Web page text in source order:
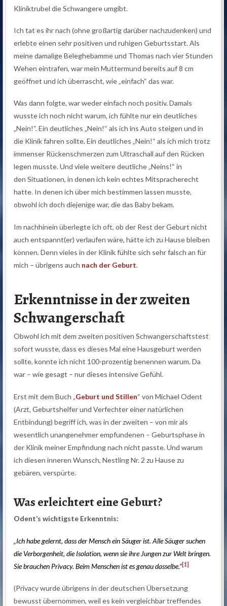
Kliniktrubel die Schwangere umgibt.
Ich tat es ihr nach (ohne großartig darüber nachzudenken) und
erlebte einen sehr positiven und ruhigen Geburtsstart. Als
meine damalige Beleghebamme und Thomas nach vier Stunden
Wehen eintrafen, war mein Muttermund bereits auf 8 cm
geöffnet und ich überrascht, wie „einfach“ das war.
Was dann folgte, war weder einfach noch positiv. Damals
wusste ich noch nicht warum, ich fühlte nur ein deutliches
„Nein!“. Ein deutliches „Nein!“ als ich ins Auto steigen und in
die Klinik fahren sollte. Ein deutliches „Nein!“ als ich mich trotz
immenser Rückenschmerzen zum Ultraschall auf den Rücken
legen musste. Und viele weitere deutliche „Neins!“ in
den Situationen, in denen ich kein echtes Mitspracherecht
hatte. In denen ich über mich bestimmen lassen musste,
obwohl ich doch diejenige war, die das Baby bekam.
Im nachhinein überlegte ich oft, ob der Rest der Geburt nicht
auch entspannt(er) verlaufen wäre, hätte ich zu Hause bleiben
können. Denn vieles in der Klinik fühlte sich sehr falsch an für
mich – übrigens auch nach der Geburt.
Erkenntnisse in der zweiten
Schwangerschaft
Obwohl ich mit dem zweiten positiven Schwangerschaftstest
sofort wusste, dass es dieses Mal eine Hausgeburt werden
sollte, konnte ich nicht 100-prozentig benennen warum. Da
war – wie gesagt – nur dieses intensive Gefühl.
Erst mit dem Buch „Geburt und Stillen“ von Michael Odent
(Arzt, Geburtshelfer und Verfechter einer natürlichen
Entbindung) begriff ich, was in der zweiten – von mir als
wesentlich unangenehmer empfundenen – Geburtsphase in
der Klinik meiner Empfindung nach nicht passte. Und warum
ich diesen inneren Wunsch, Nestling Nr. 2 zu Hause zu
gebären, verspürte.
Was erleichtert eine Geburt?
Odent’s wichtigste Erkenntnis:
„Ich habe gelernt, dass der Mensch ein Säuger ist. Alle Säuger suchen
die Verborgenheit, die Isolation, wenn sie ihre Jungen zur Welt bringen.
Sie brauchen Privacy. Beim Menschen ist es genau dasselbe.“[1]
(Privacy wurde übrigens in der deutschen Übersetzung
bewusst übernommen, weil es kein vergleichbar treffendes